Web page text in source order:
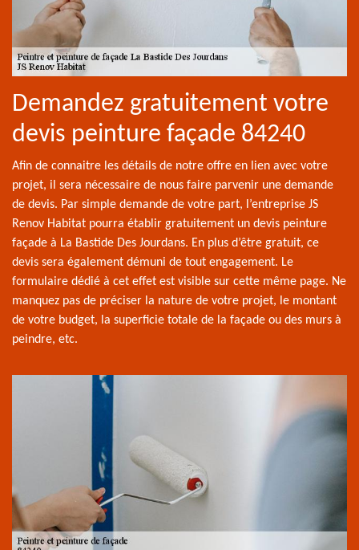
Demandez gratuitement votre
devis peinture façade 84240
Afin de connaitre les détails de notre offre en lien avec votre
projet, il sera nécessaire de nous faire parvenir une demande
de devis. Par simple demande de votre part, l’entreprise JS
Renov Habitat pourra établir gratuitement un devis peinture
façade à La Bastide Des Jourdans. En plus d’être gratuit, ce
devis sera également démuni de tout engagement. Le
formulaire dédié à cet effet est visible sur cette même page. Ne
manquez pas de préciser la nature de votre projet, le montant
de votre budget, la superficie totale de la façade ou des murs à
peindre, etc.